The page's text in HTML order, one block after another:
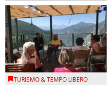
TURISMO & TEMPO LIBERO